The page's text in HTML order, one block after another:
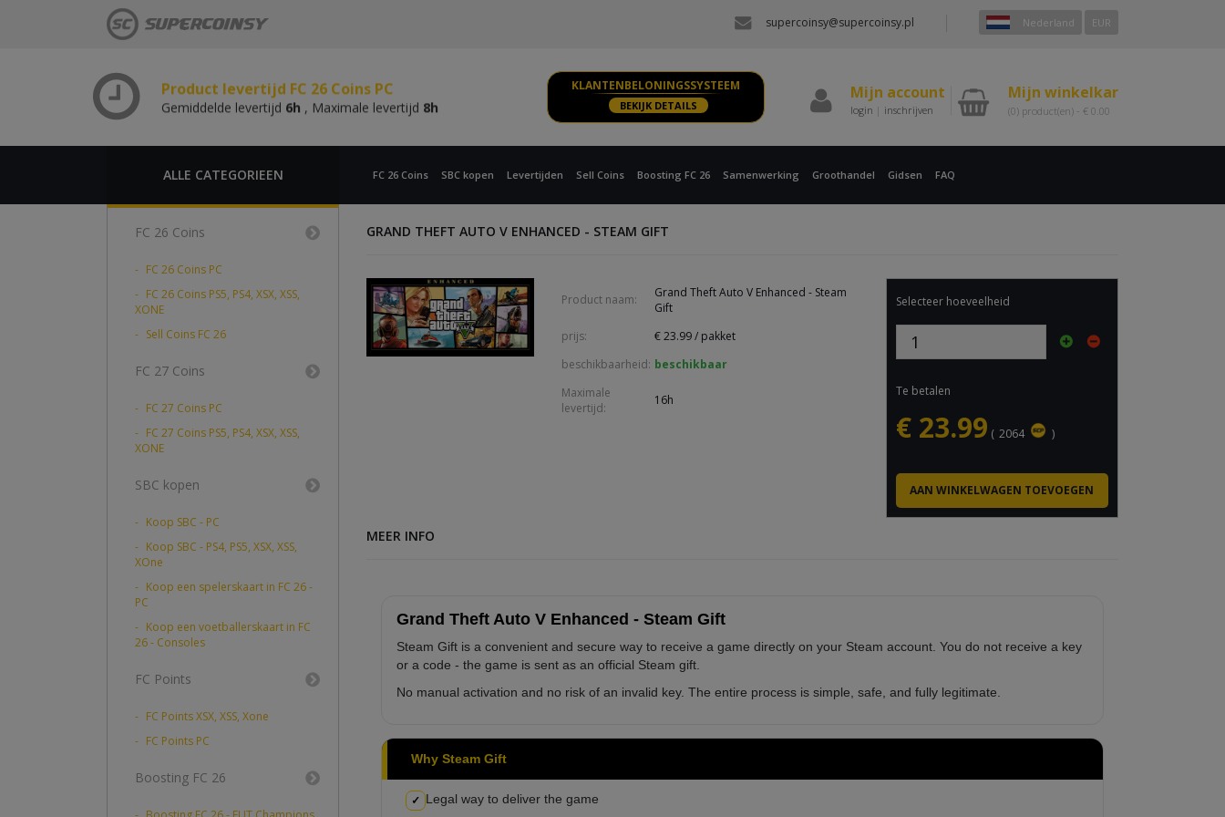
supercoinsy@supercoinsy.pl Nederland EUR
Product levertijd FC 26 Coins PC
Gemiddelde levertijd 6h , Maximale levertijd 8h
KLANTENBELONINGSSYSTEEM
BEKIJK DETAILS
Mijn account
login | inschrijven
Mijn winkelkar
(0) product(en) - € 0.00
ALLE CATEGORIEEN FC 26 Coins SBC kopen Levertijden Sell Coins Boosting FC 26 Samenwerking Groothandel Gidsen FAQ
FC 26 Coins
FC 26 Coins PC
FC 26 Coins PS5, PS4, XSX, XSS,
XONE
Sell Coins FC 26
FC 27 Coins
FC 27 Coins PC
FC 27 Coins PS5, PS4, XSX, XSS,
XONE
SBC kopen
Koop SBC - PC
Koop SBC - PS4, PS5, XSX, XSS,
XOne
Koop een spelerskaart in FC 26 -
PC
Koop een voetballerskaart in FC
26 - Consoles
FC Points
FC Points XSX, XSS, Xone
FC Points PC
Boosting FC 26
GRAND THEFT AUTO V ENHANCED - STEAM GIFT
Product naam:
Grand Theft Auto V Enhanced - Steam
Gift
prijs:
€23.99/ pakket
beschikbaarheid: beschikbaar
Maximale
levertijd:
16h
Selecteer hoeveelheid
Te betalen
€ 23.99 ( 2064 )
MEER INFO
Grand Theft Auto V Enhanced - Steam Gift
Steam Gift is a convenient and secure way to receive a game directly on your Steam account. You do not receive a key
or a code - the game is sent as an official Steam gift.
No manual activation and no risk of an invalid key. The entire process is simple, safe, and fully legitimate.
Why Steam Gift
✓ Legal way to deliver the game